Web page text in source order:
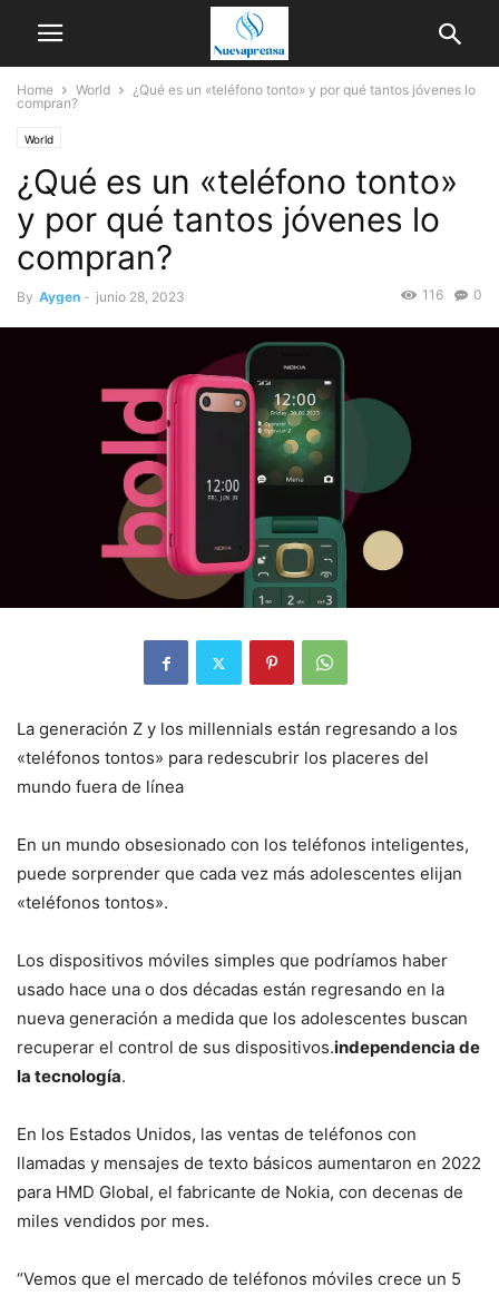
Home World
¿Qué es un «teléfono tonto» y por qué tantos jóvenes lo
compran?
World
¿Qué es un «teléfono tonto»
y por qué tantos jóvenes lo
compran?
By Aygen - junio 28, 2023 0
116
La generación Z y los millennials están regresando a los
«teléfonos tontos» para redescubrir los placeres del
mundo fuera de línea
En un mundo obsesionado con los teléfonos inteligentes,
puede sorprender que cada vez más adolescentes elijan
«teléfonos tontos».
Los dispositivos móviles simples que podríamos haber
usado hace una o dos décadas están regresando en la
nueva generación a medida que los adolescentes buscan
recuperar el control de sus dispositivos.independencia de
la tecnología.
En los Estados Unidos, las ventas de teléfonos con
llamadas y mensajes de texto básicos aumentaron en 2022
para HMD Global, el fabricante de Nokia, con decenas de
miles vendidos por mes.
“Vemos que el mercado de teléfonos móviles crece un 5